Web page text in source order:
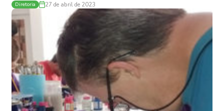
Diretoria 27 de abril de 2023